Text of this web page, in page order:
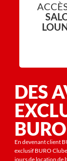
DES
En devenant client
exclusif BURO
jours de location de